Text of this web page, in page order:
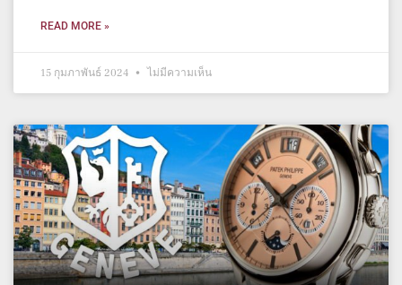
READ MORE »
15 กุมภาพันธ์ 2024 ไม่มีความเห็น